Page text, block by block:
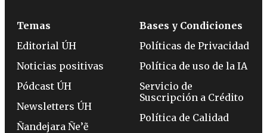
Temas
Editorial ÚH
Noticias positivas
Pódcast ÚH
Newsletters ÚH
Ñandejara Ñe’ẽ
Bases y Condiciones
Políticas de Privacidad
Política de uso de la IA
Servicio de
Suscripción a Crédito
Política de Calidad